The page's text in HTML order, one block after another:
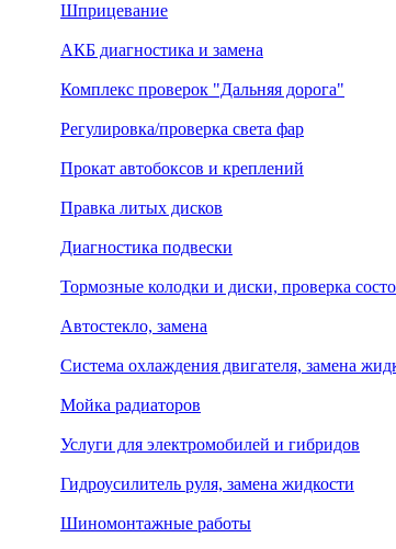
Шприцевание
АКБ диагностика и замена
Комплекс проверок "Дальняя дорога"
Регулировка/проверка света фар
Прокат автобоксов и креплений
Правка литых дисков
Диагностика подвески
Тормозные колодки и диски, проверка
Автостекло, замена
Система охлаждения двигателя, замена
Мойка радиаторов
Услуги для электромобилей и гибридов
Гидроусилитель руля, замена жидкости
Шиномонтажные работы